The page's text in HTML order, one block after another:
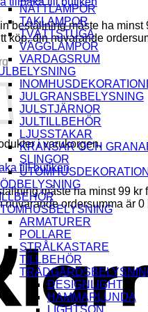
beställning måste ha minst
köp, din nuvarande
i varukorgen.
till butiken
måste ha minst99 kr
nuvarande ordersumma är 0
NATTLAMPOR
TAKLAMPOR
TVÄTTSTUGA
VÄGGLAMPOR
VARDAGSRUM
JULGRANSBELYSNING
JULSTJÄRNOR
JULTILLBEHÖR
LJUSSTAKAR
KRANSAR OCH
SLINGOR
ARMATURER
POLLARE
STRÅLKASTARE
TILLBEHÖR
DESIGNLIGHT
HAMMARLUNDA
LIGHTSON